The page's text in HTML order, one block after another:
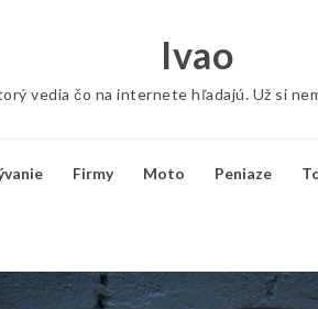
Ivao
vedia čo na internete hľadajú. Už si
Firmy Moto Peniaze